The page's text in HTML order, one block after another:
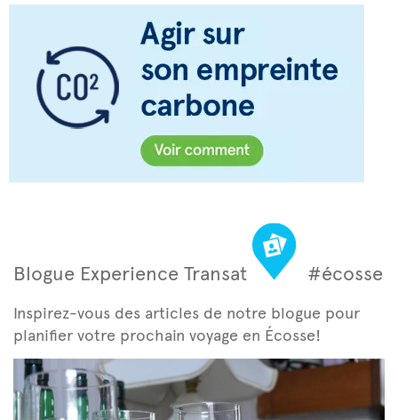
Blogue Experience Transat #écosse
Inspirez-vous des articles de notre blogue pour
planifier votre prochain voyage en Écosse!